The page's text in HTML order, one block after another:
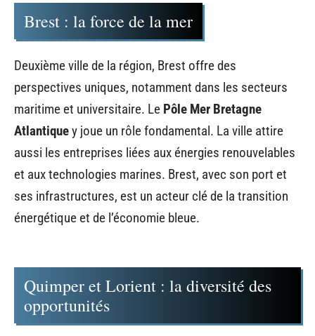
Brest : la force de la mer
Deuxième ville de la région, Brest offre des
perspectives uniques, notamment dans les secteurs
maritime et universitaire. Le Pôle Mer Bretagne
Atlantiquey joue un rôle fondamental. La ville attire
aussi les entreprises liées aux énergies renouvelables
et aux technologies marines. Brest, avec son port et
ses infrastructures, est un acteur clé de la transition
énergétique et de l’économie bleue.
Quimper et Lorient : la diversité des
opportunités